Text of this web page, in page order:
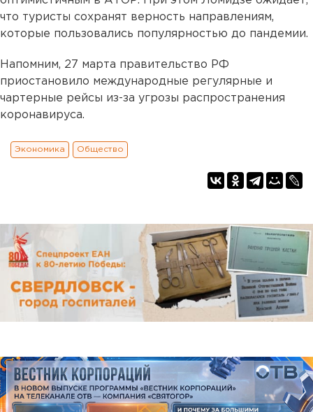
что туристы сохранят верность направлениям,
которые пользовались популярностью до пандемии.
Напомним, 27 марта правительство РФ
приостановило международные регулярные и
чартерные рейсы из-за угрозы распространения
коронавируса.
Экономика Общество